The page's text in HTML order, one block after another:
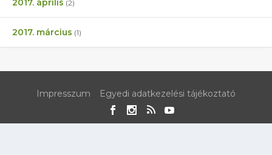
2017. április (2)
2017. március (1)
Impresszum Egyedi adatkezelési tájékoztató